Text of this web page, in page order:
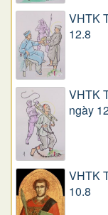
VHTK
12.8
VHTK
ngày
VHTK
10.8